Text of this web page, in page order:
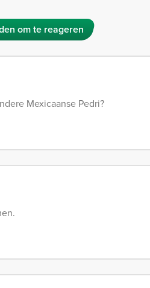
om te reageren
Mexicaanse Pedri?